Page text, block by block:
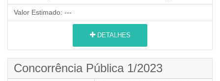
Valor Estimado: ---
DETALHES
Concorrência Pública 1/2023